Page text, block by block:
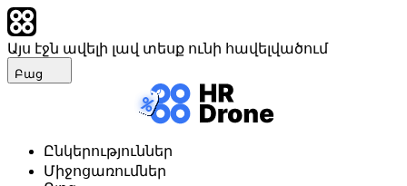
Այս էջն ավելի լավ տեսք ունի հավելվածում
Բաց
Ընկերություններ
Միջոցառումներ